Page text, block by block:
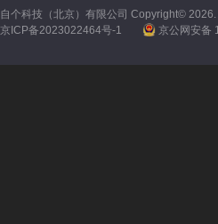
自个科技（北京）有限公司 Copyright© 2026.
京ICP备2023022464号-1
京公网安备